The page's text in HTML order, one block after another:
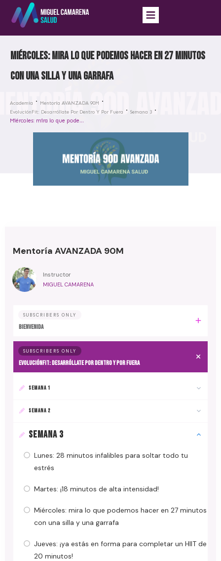
Miércoles: mira lo que podemos hacer en 27 minutos
con una silla y una garrafa
Academia
Mentoría AVANZADA 90M
EvoluciónFit: Desarróllate Por Dentro Y Por Fuera
Semana 3
Miércoles: mira lo que podemos hacer en 27 minutos con una silla y una garrafa
Mentoría AVANZADA 90M
Instructor
MIGUEL CAMARENA
SUBSCRIBERS ONLY
BIENVENIDA
SUBSCRIBERS ONLY
EvoluciónFit: desarróllate por dentro y por fuera
SEMANA 1
SEMANA 2
SEMANA 3
Lunes: 28 minutos infalibles para soltar todo tu
estrés
Martes: ¡18 minutos de alta intensidad!
Miércoles: mira lo que podemos hacer en 27 minutos
con una silla y una garrafa
Jueves: ¡ya estás en forma para completar un HIIT de
20 minutos!